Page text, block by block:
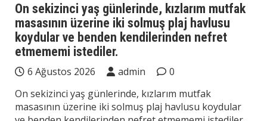
On sekizinci yaş günlerinde, kızlarım mutfak
masasının üzerine iki solmuş plaj havlusu
koydular ve benden kendilerinden nefret
etmememi istediler.
6 Ağustos 2026 admin
0
On sekizinci yaş günlerinde, kızlarım mutfak
masasının üzerine iki solmuş plaj havlusu koydular